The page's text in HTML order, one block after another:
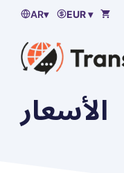
اذهب
المحتوى
AR▾ EUR ▾
الأسعار